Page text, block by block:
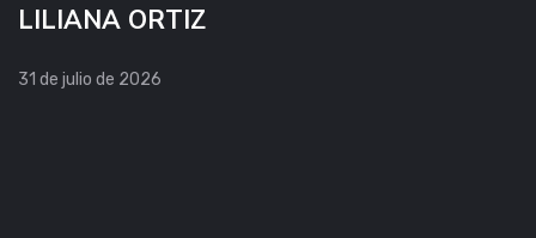
LILIANA ORTIZ
31 de julio de 2026